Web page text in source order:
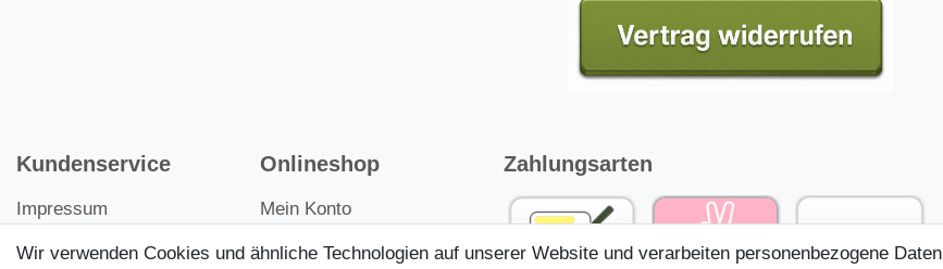
Kundenservice
Impressum
Datenschutz
Onlineshop
Mein Konto
Kontakt
Zahlungsarten
Wir verwenden Cookies und ähnliche Technologien auf unserer Website und verarbeiten personenbezogene Daten